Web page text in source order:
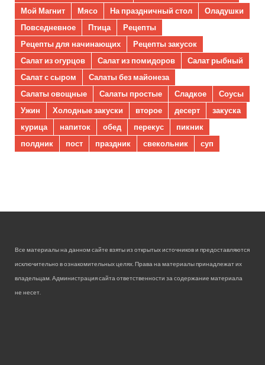
Мой Магнит
Мясо На праздничный стол
Оладушки
Повседневное
Птица
Рецепты
Рецепты для начинающих
Рецепты закусок
Салат из огурцов
Салат из помидоров
Салат рыбный
Салат с сыром
Салаты без майонеза
Салаты овощные
Салаты простые Сладкое
Соусы
Ужин
Холодные закуски второе десерт
закуска
курица
напиток обед перекус
пикник
полдник
пост праздник свекольник суп
Все материалы на данном сайте взяты из открытых источников и предоставляются
исключительно в ознакомительных целях. Права на материалы принадлежат их
владельцам. Администрация сайта ответственности за содержание материала
не несет.